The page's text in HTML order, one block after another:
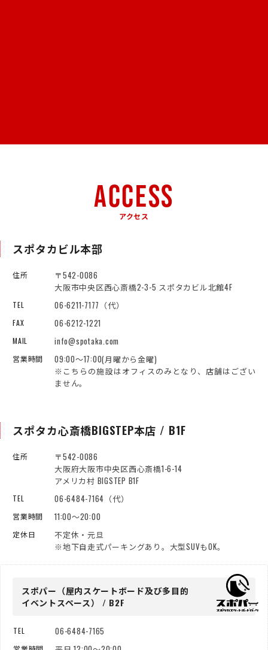
ACCESS
アクセス
スポタカビル本部
住所
〒542-0086
大阪市中央区西心斎橋2-3-5 スポタカビル北館4F
TEL 06-6211-7177（代）
FAX 06-6212-1221
MAIL info@spotaka.com
営業時間
09:00～17:00(月曜から金曜)
※こちらの施設はオフィスのみとなり、店舗はござい
ません。
スポタカ心斎橋BIGSTEP本店 / B1F
住所
〒542-0086
大阪府大阪市中央区西心斎橋1-6-14
アメリカ村 BIGSTEP B1F
TEL 06-6484-7164（代）
営業時間 11:00～20:00
定休日
不定休・元旦
※地下自走式パーキングあり。大型SUVもOK。
スポパー（屋内スケートボード及び多目的
イベントスペース） / B2F
TEL 06-6484-7165